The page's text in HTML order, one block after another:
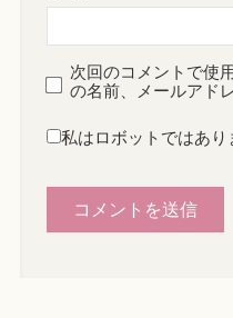
次回のコメントで使
の名前、メールアド
私はロボットではあり